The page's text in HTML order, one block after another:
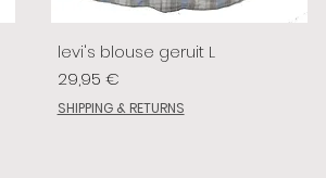
levi's blouse geruit L
Prix
29,95 €
SHIPPING & RETURNS